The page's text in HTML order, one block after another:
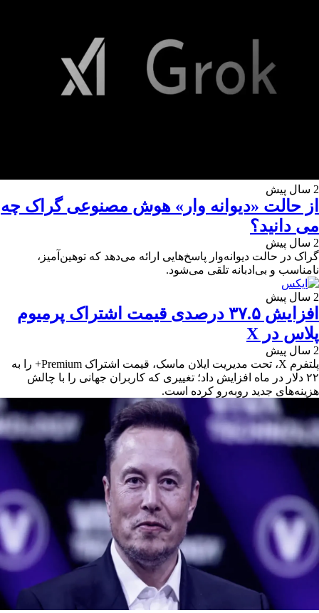
2 سال پیش
از حالت «دیوانه وار» هوش مصنوعی گراک چه
می دانید؟
2 سال پیش
گراک در حالت دیوانه‌وار پاسخ‌هایی ارائه می‌دهد که توهین‌آمیز،
نامناسب و بی‌ادبانه تلقی می‌شود.
2 سال پیش
افزایش ۳۷.۵ درصدی قیمت اشتراک پرمیوم
پلاس در X
2 سال پیش
پلتفرم X، تحت مدیریت ایلان ماسک، قیمت اشتراک Premium+ را به
۲۲ دلار در ماه افزایش داد؛ تغییری که کاربران جهانی را با چالش
هزینه‌های جدید روبه‌رو کرده است.